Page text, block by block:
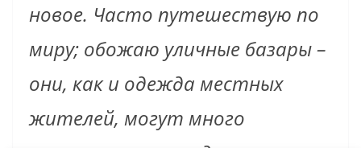
новое. Часто путешествую по
миру; обожаю уличные базары –
они, как и одежда местных
жителей, могут много